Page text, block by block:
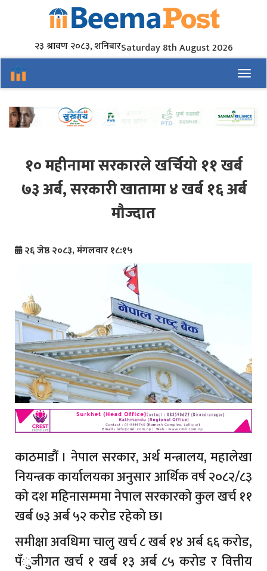
२३ श्रावण २०८३, शनिबारSaturday 8th August 2026
१० महीनामा सरकारले खर्चियो ११ खर्ब
७३ अर्ब, सरकारी खातामा ४ खर्ब १६ अर्ब
मौज्दात
२६ जेष्ठ २०८३, मंगलवार १८:१५
काठमाडौं । नेपाल सरकार, अर्थ मन्त्रालय, महालेखा
नियन्त्रक कार्यालयका अनुसार आर्थिक वर्ष २०८२/८३
को दश महिनासम्ममा नेपाल सरकारको कुल खर्च ११
खर्ब ७३ अर्ब ५२ करोड रहेको छ।
समीक्षा अवधिमा चालु खर्च ८ खर्ब १४ अर्ब ६६ करोड,
पँुजीगत खर्च १ खर्ब १३ अर्ब ८५ करोड र वित्तीय